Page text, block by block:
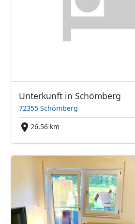
Unterkunft in Schömberg
72355 Schömberg
26,56 km